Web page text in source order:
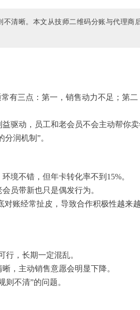
清晰。本文从技师二维码分账与代理商
有三点：第一，销售动力不足；第
驱动，员工和老会员不会主动帮你卖
润机制”。
境不错，但年卡转化率不到15%。
员带新也只是偶发行为。
账经常扯皮，导致合作积极性越来越
行，长期一定混乱。
，主动销售意愿会明显下降。
则不清”的问题。